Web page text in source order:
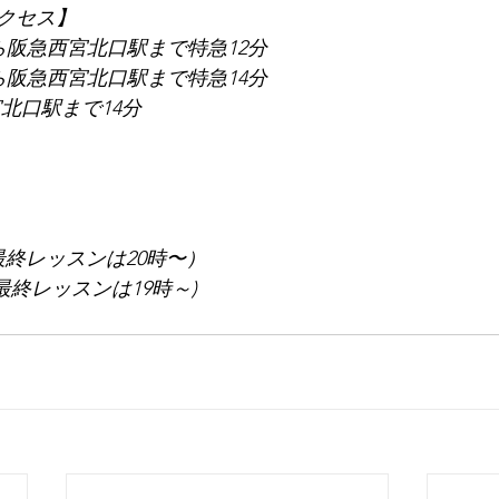
セス】
急西宮北口駅まで特急12分
急西宮北口駅まで特急14分
口駅まで14分
レッスンは20時〜）
終レッスンは19時～)